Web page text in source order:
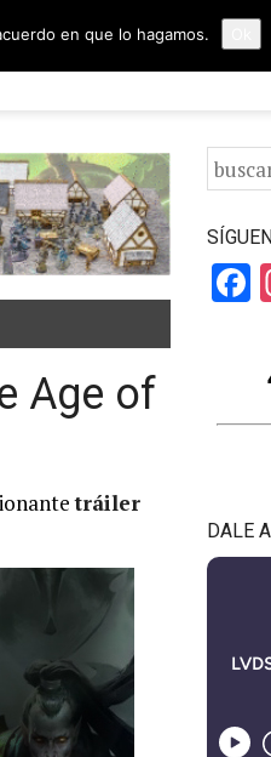
Age of
tráiler
DALE
en que lo hagamos.